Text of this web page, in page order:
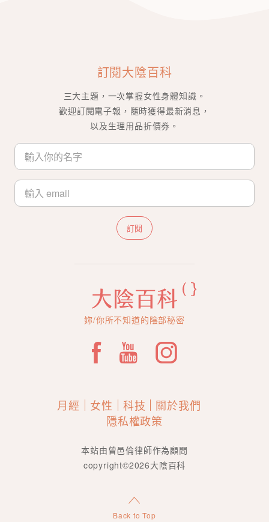
訂閱大陰百科
三大主題，一次掌握女性身體知識。
歡迎訂閱電子報，隨時獲得最新消息，
以及生理用品折價券。
訂閱
妳/你所不知道的陰部秘密
月經 女性 科技
關於我們
隱私權政策
本站由曾邑倫律師作為顧問
copyright©2026大陰百科
Back to Top